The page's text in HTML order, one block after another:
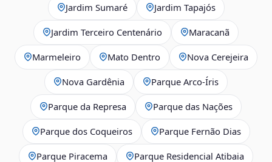
Jardim Sumaré Jardim Tapajós
Jardim Terceiro Centenário Maracanã
Marmeleiro Mato Dentro Nova Cerejeira
Nova Gardênia Parque Arco-Íris
Parque da Represa Parque das Nações
Parque dos Coqueiros Parque Fernão Dias
Parque Piracema Parque Residencial Atibaia